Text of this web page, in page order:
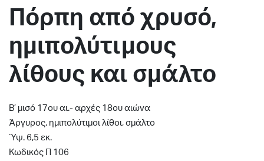
Πόρπη από χρυσό,
ημιπολύτιμους
λίθους και σμάλτο
Β’ μισό 17ου αι.- αρχές 18ου αιώνα
Άργυρος, ημιπολύτιμοι λίθοι, σμάλτο
Ύψ. 6,5 εκ.
Κωδικός Π 106